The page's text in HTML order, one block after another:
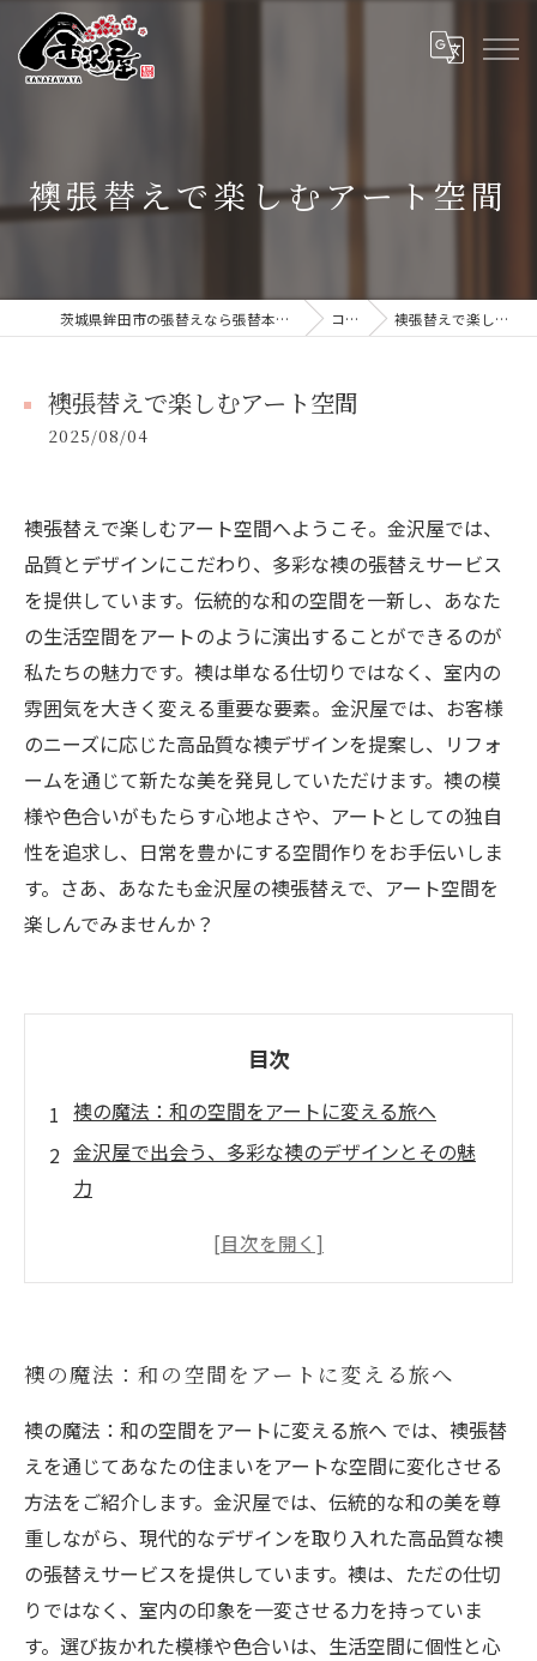
襖張替えで楽しむアート空間
茨城県鉾田市の張替えなら張替本舗 金沢屋 大洗・鹿嶋店 コラム 襖張替えで楽しむアート空間
襖張替えで楽しむアート空間
2025/08/04
襖張替えで楽しむアート空間へようこそ。金沢屋では、
品質とデザインにこだわり、多彩な襖の張替えサービス
を提供しています。伝統的な和の空間を一新し、あなた
の生活空間をアートのように演出することができるのが
私たちの魅力です。襖は単なる仕切りではなく、室内の
雰囲気を大きく変える重要な要素。金沢屋では、お客様
のニーズに応じた高品質な襖デザインを提案し、リフォ
ームを通じて新たな美を発見していただけます。襖の模
様や色合いがもたらす心地よさや、アートとしての独自
性を追求し、日常を豊かにする空間作りをお手伝いしま
す。さあ、あなたも金沢屋の襖張替えで、アート空間を
楽しんでみませんか？
目次
襖の魔法：和の空間をアートに変える旅へ
金沢屋で出会う、多彩な襖のデザインとその魅
力
襖で楽しむ、心地よさと独自性の追求
襖の魔法：和の空間をアートに変える旅へ
襖の魔法：和の空間をアートに変える旅へ では、襖張替
えを通じてあなたの住まいをアートな空間に変化させる
方法をご紹介します。金沢屋では、伝統的な和の美を尊
重しながら、現代的なデザインを取り入れた高品質な襖
の張替えサービスを提供しています。襖は、ただの仕切
りではなく、室内の印象を一変させる力を持っていま
す。選び抜かれた模様や色合いは、生活空間に個性と心